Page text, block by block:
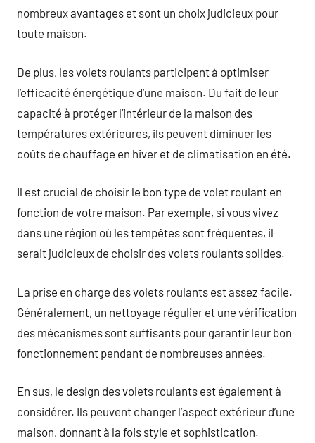
nombreux avantages et sont un choix judicieux pour
toute maison.
De plus, les volets roulants participent à optimiser
l’efficacité énergétique d’une maison. Du fait de leur
capacité à protéger l’intérieur de la maison des
températures extérieures, ils peuvent diminuer les
coûts de chauffage en hiver et de climatisation en été.
Il est crucial de choisir le bon type de volet roulant en
fonction de votre maison. Par exemple, si vous vivez
dans une région où les tempêtes sont fréquentes, il
serait judicieux de choisir des volets roulants solides.
La prise en charge des volets roulants est assez facile.
Généralement, un nettoyage régulier et une vérification
des mécanismes sont suffisants pour garantir leur bon
fonctionnement pendant de nombreuses années.
En sus, le design des volets roulants est également à
considérer. Ils peuvent changer l’aspect extérieur d’une
maison, donnant à la fois style et sophistication.